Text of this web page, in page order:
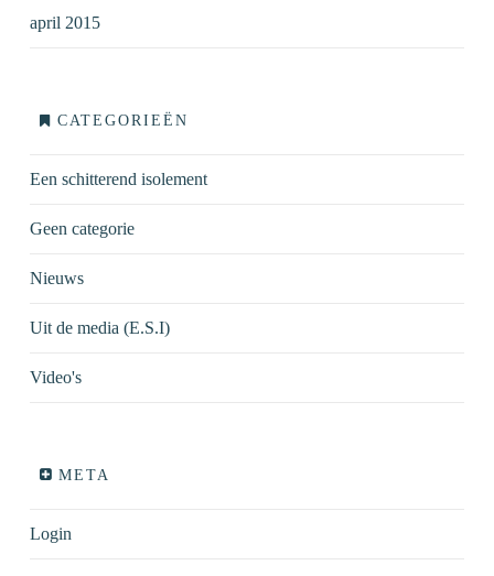
april 2015
CATEGORIEËN
Een schitterend isolement
Geen categorie
Nieuws
Uit de media (E.S.I)
Video's
META
Login